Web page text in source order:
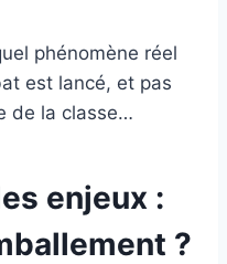
phénomène réel
est lancé, et pas
de la classe…
enjeux :
?